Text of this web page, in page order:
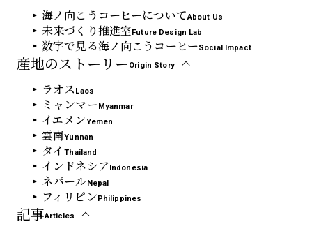
海ノ向こうコーヒーについてAbout Us
未来づくり推進室Future Design Lab
数字で見る海ノ向こうコーヒーSocial Impact
産地のストーリー Origin Story
ラオス Laos
ミャンマーMyanmar
イエメンYemen
雲南Yunnan
タイThailand
インドネシア Indonesia
ネパールNepal
フィリピンPhilippines
記事Articles